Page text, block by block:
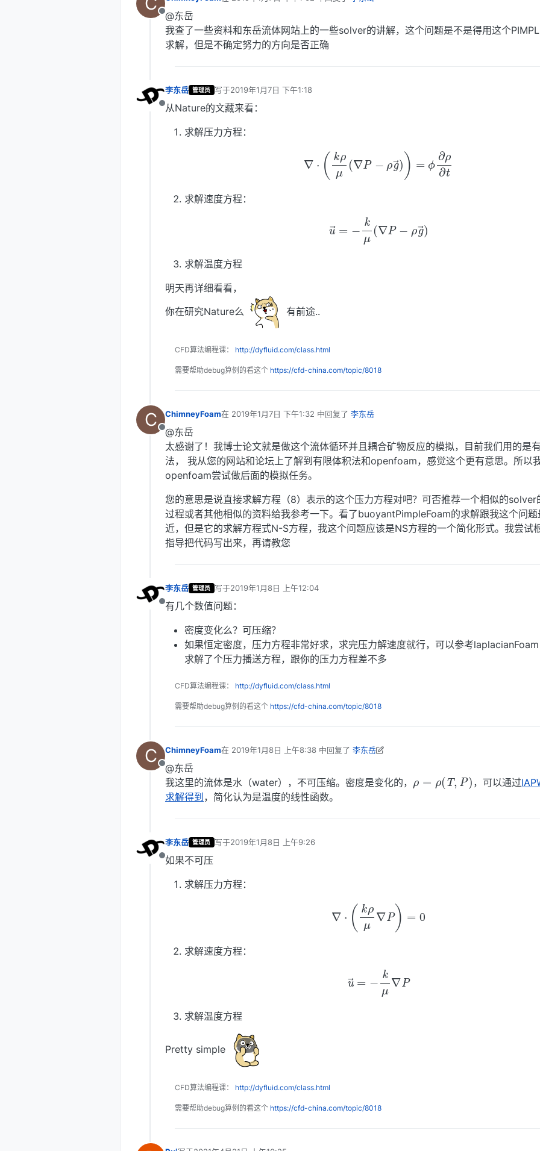
离线
最后由 编辑
@东岳
我查了一些资料和东岳流体网站上的一些solver的讲解，这个问题是不是得用这个
求解，但是不确定努力的方向是否正确
离线
李东岳 管理员 写于2019年1月7日 下午1:18
最后由 编辑
从Nature的文藏来看：
求解压力方程：
∇⋅ ( k ρμ(∇P −ρg →)) =ϕ∂
求解速度方程：
u→=−kμ(∇P −ρg
求解温度方程
明天再详细看看，
你在研究Nature么
有前途..
CFD算法编程课： http://dyfluid.com/class.html
需要帮助debug算例的看这个 https://cfd-china.com/topic/8018
C
离线
ChimneyFoam在 2019年1月7日 下午1:32 中回复了 李东岳
最后由 编辑
@东岳
太感谢了！我博士论文就是做这个流体循环并且耦合矿物反应的模拟，目前我们用的是
法， 我从您的网站和论坛上了解到有限体积法和openfoam，感觉这个更有意思。所以
openfoam尝试做后面的模拟任务。
您的意思是说直接求解方程（8）表示的这个压力方程对吧？可否推荐一个相似的solver
过程或者其他相似的资料给我参考一下。看了buoyantPimpleFoam的求解跟我这个问题
近，但是它的求解方程式N-S方程，我这个问题应该是NS方程的一个简化形式。我尝试
指导把代码写出来，再请教您
离线
李东岳 管理员 写于2019年1月8日 上午12:04
最后由 编辑
有几个数值问题：
密度变化么？可压缩？
如果恒定密度，压力方程非常好求，求完压力解速度就行，可以参考
求解了个压力播送方程，跟你的压力方程差不多
CFD算法编程课： http://dyfluid.com/class.html
需要帮助debug算例的看这个 https://cfd-china.com/topic/8018
C
离线
ChimneyFoam在 2019年1月8日 上午8:38 中回复了 李东岳
最后由 李东岳 编辑2021年6月19日 下午3:07
@东岳
我这里的流体是水（water），不可压缩。密度是变化的，
( P)
，可以通过
求解得到 ，简化认为是温度的线性函数。
离线
李东岳 管理员 写于2019年1月8日 上午9:26
最后由 编辑
如果不可压
求解压力方程：
(8)∇⋅ (kρμ∇ P) =
求解速度方程：
u → =−kμ∇
求解温度方程
Pretty simple
CFD算法编程课： http://dyfluid.com/class.html
需要帮助debug算例的看这个 https://cfd-china.com/topic/8018